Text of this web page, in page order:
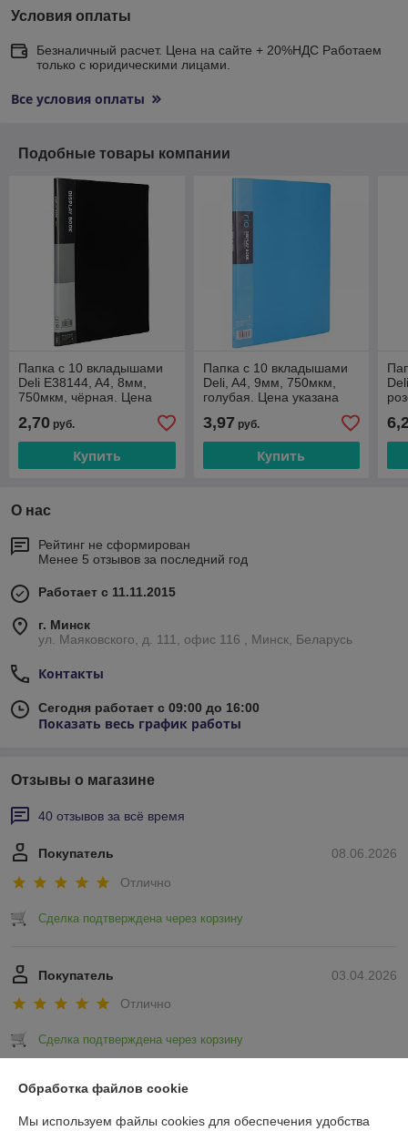
Условия оплаты
Безналичный расчет. Цена на сайте + 20%НДС Работаем
только с юридическими лицами.
Все условия оплаты
Подобные товары компании
Папка с 10 вкладышами
Deli E38144, A4, 8мм,
750мкм, чёрная. Цена
20%
2,70 руб.
Купить
Папка с 10 вкладышами
Deli, A4, 9мм, 750мкм,
голубая. Цена указана
3,97 руб.
Купить
О нас
Рейтинг не сформирован
Менее 5 отзывов за последний год
Работает с 11.11.2015
г. Минск
ул. Маяковского, д. 111, офис 116 , Минск, Беларусь
Контакты
Сегодня работает с 09:00 до 16:00
Показать весь график работы
Отзывы о магазине
40 отзывов за всё время
08.06.2026
Покупатель
Отлично
Сделка подтверждена через корзину
03.04.2026
Покупатель
Отлично
Сделка подтверждена через корзину
Показать все отзывы
Обработка файлов cookie
Мы используем файлы cookies для обеспечения удобства